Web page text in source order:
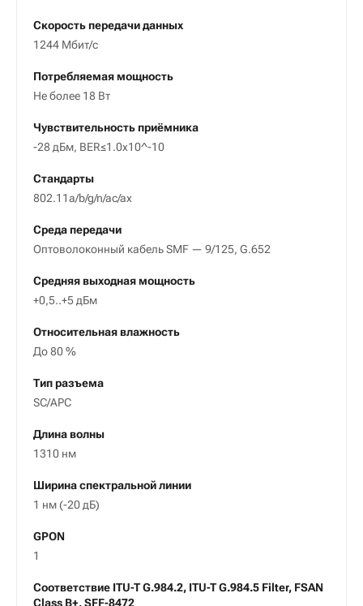
Скорость передачи данных
1244 Мбит/с
Потребляемая мощность
Не более 18 Вт
Чувствительность приёмника
-28 дБм, BER≤1.0x10^-10
Стандарты
802.11a/b/g/n/ac/ax
Среда передачи
Оптоволоконный кабель SMF — 9/125, G.652
Средняя выходная мощность
+0,5..+5 дБм
Относительная влажность
До 80 %
Тип разъема
SC/APC
Длина волны
1310 нм
Ширина спектральной линии
1 нм (-20 дБ)
GPON
1
Соответствие ITU-T G.984.2, ITU-T G.984.5 Filter, FSAN
Class B+, SFF-8472